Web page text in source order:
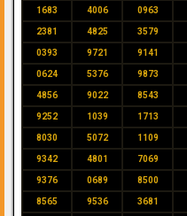
1683 4006 0963
2381 4825 3579
0393 9721 9141
0624 5376 9873
4856 9022 8543
9252 1039 1713
8030 5072 1109
9342 4801 7069
9376 0689 8500
8565 9536 3681